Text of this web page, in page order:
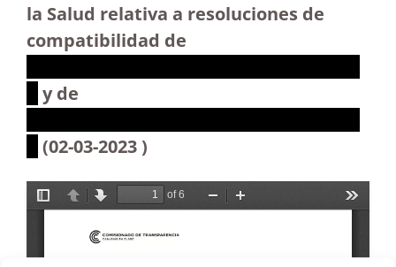
la Salud relativa a resoluciones de
compatibilidad de
y de
(02-03-2023 )